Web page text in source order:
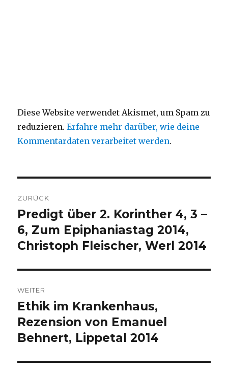
Diese Website verwendet Akismet, um Spam zu
reduzieren.Erfahre mehr darüber, wie deine
Kommentardaten verarbeitet werden.
ZURÜCK
Vorheriger
Beitrag:
Predigt über 2. Korinther 4, 3 –
6, Zum Epiphaniastag 2014,
Christoph Fleischer, Werl 2014
WEITER
Nächster
Beitrag:
Ethik im Krankenhaus,
Rezension von Emanuel
Behnert, Lippetal 2014